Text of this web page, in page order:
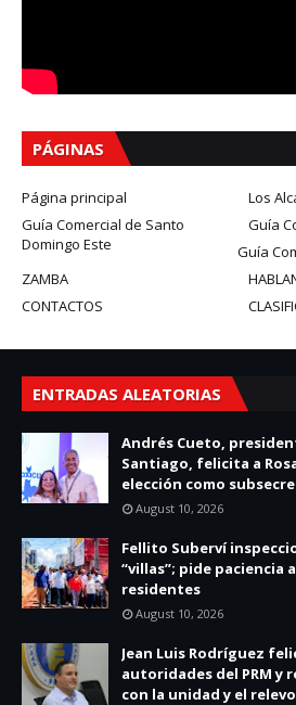
PÁGINAS
Página principal
Los
Guía Comercial de Santo
Domingo Este
Guía
Guía
ZAMBA
CONTACTOS
ENTRADAS ALEATORIAS
Andrés Cueto,
Santiago, felicita a
elección como
August 10, 2026
Fellito Suberví
“villas”; pide paciencia
residentes
August 10, 2026
Jean Luis Rodríguez
autoridades del PRM y
con la unidad y el